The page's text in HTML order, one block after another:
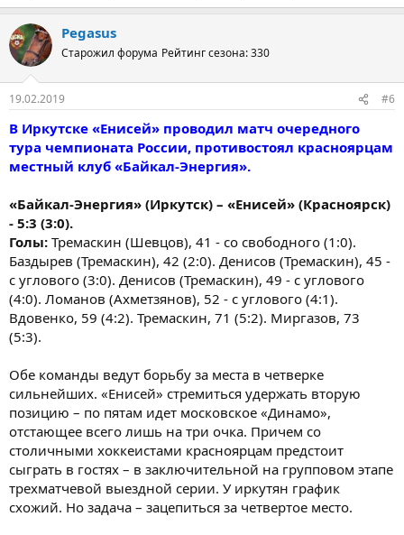
Pegasus
Старожил форума Рейтинг сезона: 330
19.02.2019 #6
В Иркутске «Енисей» проводил матч очередного
тура чемпионата России, противостоял красноярцам
местный клуб «Байкал-Энергия».
«Байкал-Энергия» (Иркутск) – «Енисей» (Красноярск)
- 5:3 (3:0).
Голы: Тремаскин (Шевцов), 41 - со свободного (1:0).
Баздырев (Тремаскин), 42 (2:0). Денисов (Тремаскин), 45 -
с углового (3:0). Денисов (Тремаскин), 49 - с углового
(4:0). Ломанов (Ахметзянов), 52 - с углового (4:1).
Вдовенко, 59 (4:2). Тремаскин, 71 (5:2). Миргазов, 73
(5:3).
Обе команды ведут борьбу за места в четверке
сильнейших. «Енисей» стремиться удержать вторую
позицию – по пятам идет московское «Динамо»,
отстающее всего лишь на три очка. Причем со
столичными хоккеистами красноярцам предстоит
сыграть в гостях – в заключительной на групповом этапе
трехматчевой выездной серии. У иркутян график
схожий. Но задача – зацепиться за четвертое место.